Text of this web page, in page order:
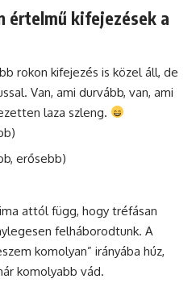
értelmű kifejezések a
rokon kifejezés is közel áll, de
Van, ami durvább, van, ami
laza szleng.
erősebb)
attól függ, hogy tréfásan
felháborodtunk. A
komolyan” irányába húz,
komolyabb vád.